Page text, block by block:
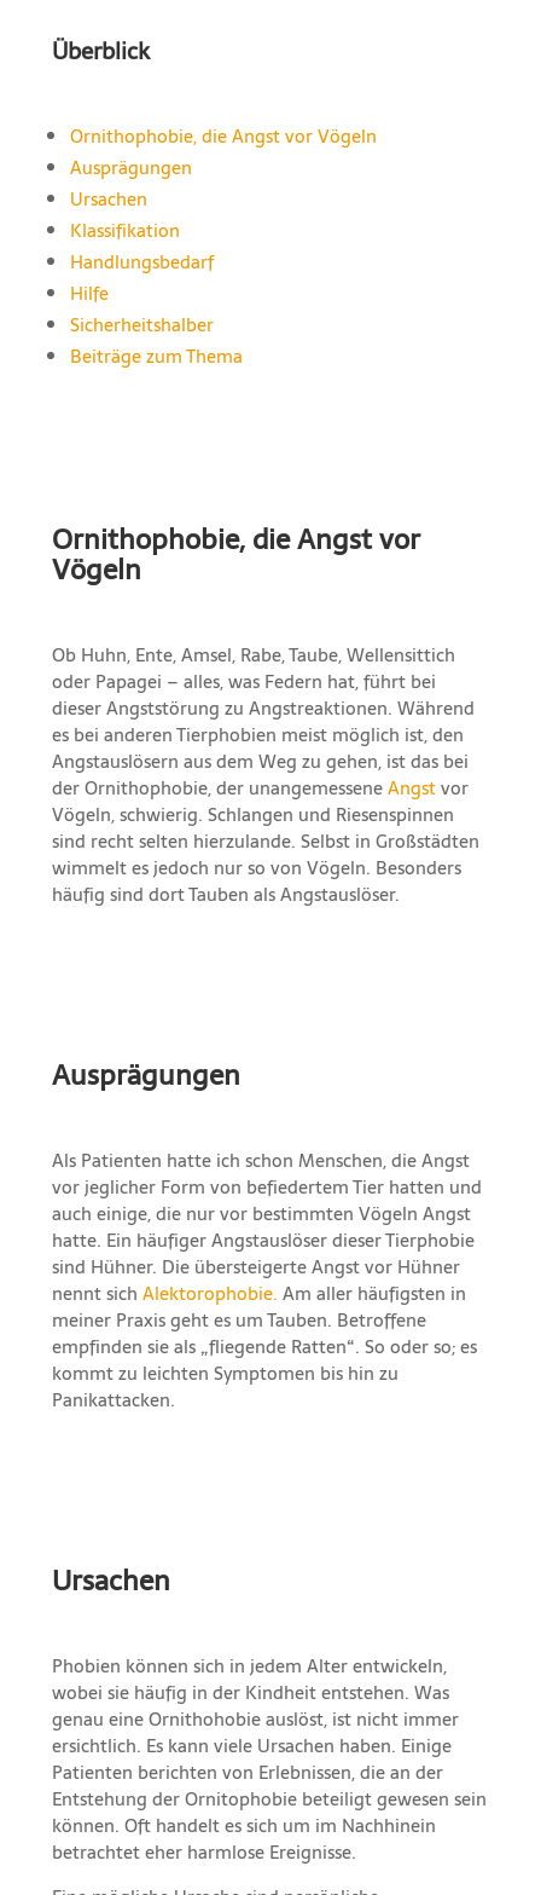
Überblick
Ornithophobie, die Angst vor Vögeln
Ausprägungen
Ursachen
Klassifikation
Handlungsbedarf
Hilfe
Sicherheitshalber
Beiträge zum Thema
Ornithophobie, die Angst vor
Vögeln
Ob Huhn, Ente, Amsel, Rabe, Taube, Wellensittich
oder Papagei – alles, was Federn hat, führt bei
dieser Angststörung zu Angstreaktionen. Während
es bei anderen Tierphobien meist möglich ist, den
Angstauslösern aus dem Weg zu gehen, ist das bei
der Ornithophobie, der unangemesseneAngstvor
Vögeln, schwierig. Schlangen und Riesenspinnen
sind recht selten hierzulande. Selbst in Großstädten
wimmelt es jedoch nur so von Vögeln. Besonders
häufig sind dort Tauben als Angstauslöser.
Ausprägungen
Als Patienten hatte ich schon Menschen, die Angst
vor jeglicher Form von befiedertem Tier hatten und
auch einige, die nur vor bestimmten Vögeln Angst
hatte. Ein häufiger Angstauslöser dieser Tierphobie
sind Hühner. Die übersteigerte Angst vor Hühner
nennt sich Alektorophobie. Am aller häufigsten in
meiner Praxis geht es um Tauben. Betroffene
empfinden sie als „fliegende Ratten“. So oder so; es
kommt zu leichten Symptomen bis hin zu
Panikattacken.
Ursachen
Phobien können sich in jedem Alter entwickeln,
wobei sie häufig in der Kindheit entstehen. Was
genau eine Ornithohobie auslöst, ist nicht immer
ersichtlich. Es kann viele Ursachen haben. Einige
Patienten berichten von Erlebnissen, die an der
Entstehung der Ornitophobie beteiligt gewesen sein
können. Oft handelt es sich um im Nachhinein
betrachtet eher harmlose Ereignisse.